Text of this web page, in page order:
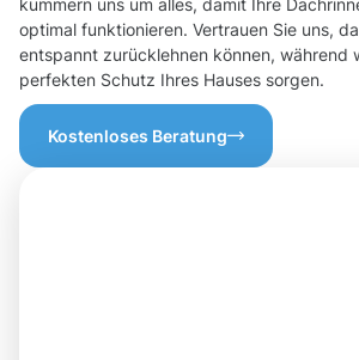
kümmern uns um alles, damit Ihre
optimal funktionieren. Vertrauen Sie uns,
entspannt zurücklehnen können, während
perfekten Schutz Ihres Hauses sorgen.
Kostenloses Beratung